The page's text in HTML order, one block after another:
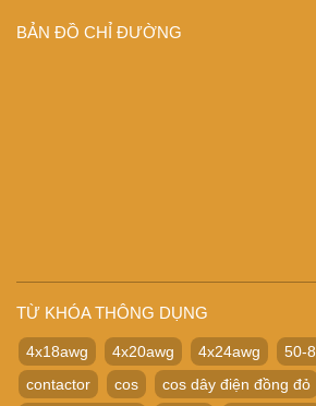
BẢN ĐỒ CHỈ ĐƯỜNG
TỪ KHÓA THÔNG DỤNG
4x18awg 4x20awg 4x24awg 50-8
contactor
cos cos dây điện đồng đỏ